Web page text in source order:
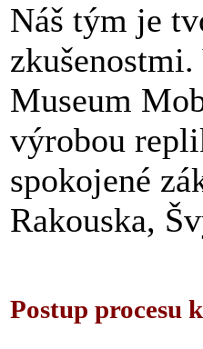
Náš tým je
Museum
výrobou
spokojené
Rakouska,
Postup procesu